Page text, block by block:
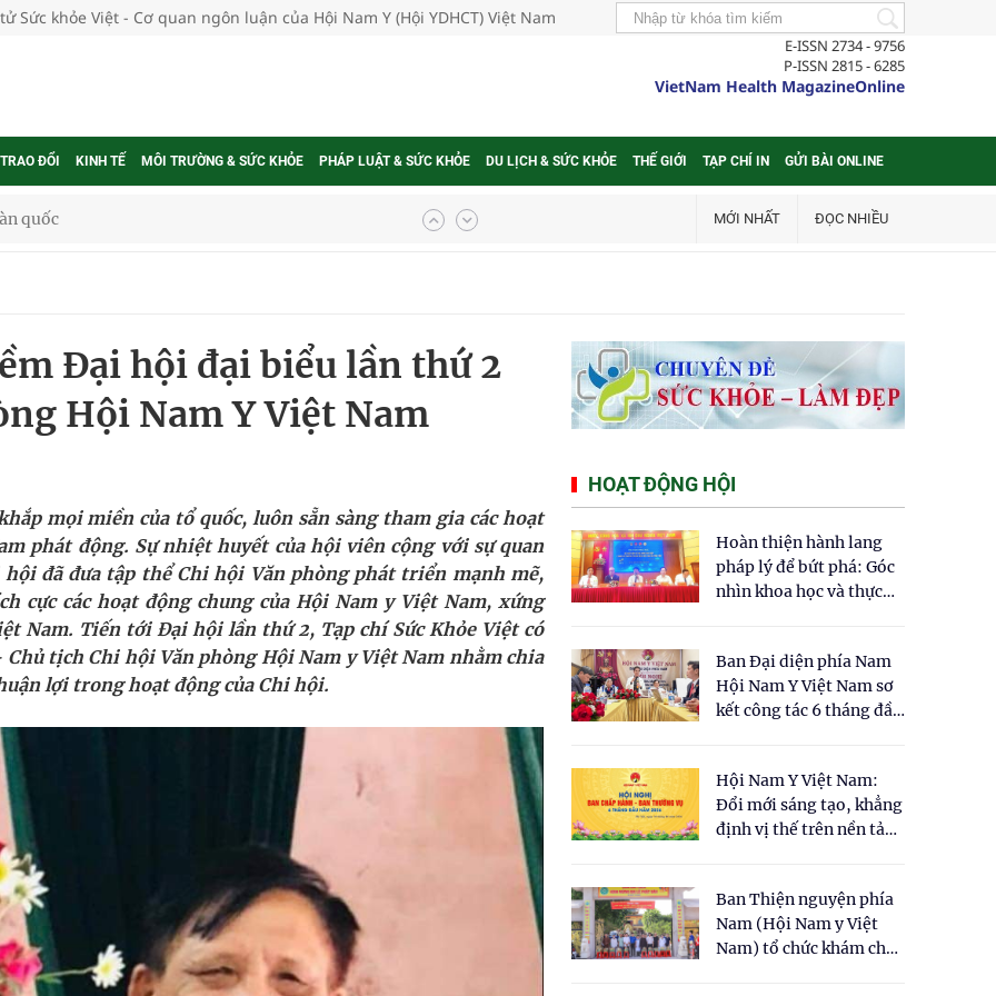
Sức khỏe Việt - Cơ quan ngôn luận của Hội Nam Y (Hội YDHCT) Việt Nam
E-ISSN 2734 - 9756
P-ISSN 2815 - 6285
VietNam Health MagazineOnline
ĐỔI KINH TẾ MÔI TRƯỜNG & SỨC KHỎE PHÁP LUẬT & SỨC KHỎE DU LỊCH & SỨC KHỎE THẾ GIỚI TẠP CHÍ IN GỬI BÀI ONLINE
mới của Việt Nam
lực cho môi trường và cộng đồng
bảo hiểm y tế nếu không đăng ký khám theo yêu
riêng 2026
vực cấp cứu, điều trị đột quỵ
lại khai thác vào ngày 19/8
quốc
MỚI NHẤT ĐỌC NHIỀU
Đại hội đại biểu lần thứ 2
Hội Nam Y Việt Nam
mọi miền của tổ quốc, luôn sẵn sàng tham gia các hoạt
phát động. Sự nhiệt huyết của hội viên cộng với sự quan
đã đưa tập thể Chi hội Văn phòng phát triển mạnh mẽ,
cực các hoạt động chung của Hội Nam y Việt Nam, xứng
Nam. Tiến tới Đại hội lần thứ 2, Tạp chí Sức Khỏe Việt có
tịch Chi hội Văn phòng Hội Nam y Việt Nam nhằm chia
lợi trong hoạt động của Chi hội.
HOẠT ĐỘNG HỘI
Hoàn thiện hành lang
pháp lý để bứt phá: Góc
nhìn khoa học và thực
cho Luật Y dược cổ
truyền Việt Nam"
Ban Đại diện phía Nam
Hội Nam Y Việt Nam sơ
kết công tác 6 tháng đầu
Hội Nam Y Việt Nam:
Đổi mới sáng tạo, khẳng
định vị thế trên nền tảng
Ban Thiện nguyện phía
Nam (Hội Nam y Việt
Nam) tổ chức khám chữa